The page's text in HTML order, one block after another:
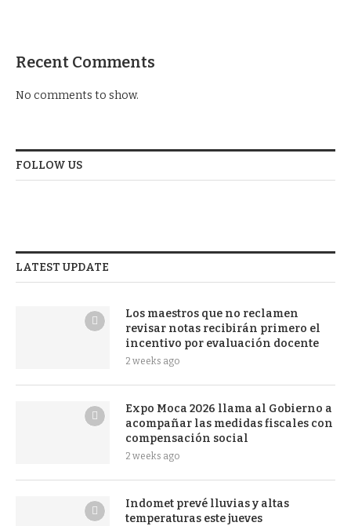
Recent Comments
No comments to show.
FOLLOW US
LATEST UPDATE
Los maestros que no reclamen
revisar notas recibirán primero el
incentivo por evaluación docente
2 weeks ago
Expo Moca 2026 llama al Gobierno a
acompañar las medidas fiscales con
compensación social
2 weeks ago
Indomet prevé lluvias y altas
temperaturas este jueves